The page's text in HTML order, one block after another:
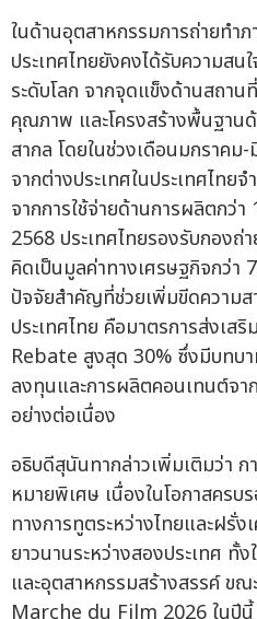
ในด้านอุตสาหกรรมการถ่ายทำ
ประเทศไทยยังคงได้รับความส
ระดับโลก จากจุดแข็งด้านสถา
คุณภาพ และโครงสร้างพื้นฐาน
สากล โดยในช่วงเดือนมกราคม
จากต่างประเทศในประเทศไทย
จากการใช้จ่ายด้านการผลิตกว่
2568 ประเทศไทยรองรับกองถ่
คิดเป็นมูลค่าทางเศรษฐกิจกว่า
ปัจจัยสำคัญที่ช่วยเพิ่มขีดความส
ประเทศไทย คือมาตรการส่งเส
Rebate สูงสุด 30% ซึ่งมีบทบ
ลงทุนและการผลิตคอนเทนต์จา
อย่างต่อเนื่อง
อธิบดีสุนันทากล่าวเพิ่มเติมว่า
หมายพิเศษ เนื่องในโอกาสคร
ทางการทูตระหว่างไทยและฝรั่
ยาวนานระหว่างสองประเทศ ทั้
และอุตสาหกรรมสร้างสรรค์ ขณ